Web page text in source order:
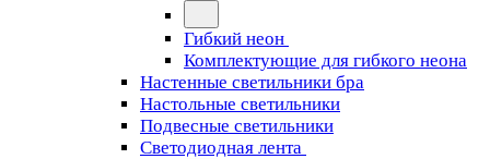
Гибкий неон
Комплектующие для гибкого неона
Настенные светильники бра
Настольные светильники
Подвесные светильники
Светодиодная лента